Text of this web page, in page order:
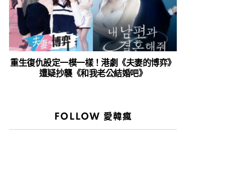
重生復仇設定一模一樣！港劇《夫妻的博弈》
遭疑抄襲《和我老公結婚吧》
FOLLOW 愛韓瘋